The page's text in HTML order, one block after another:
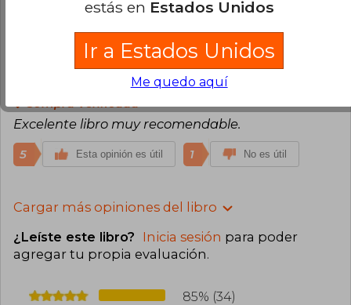
Abraham Quintero
Miércoles 01 de
Compra Verificada
Excelente libro muy recomendable.
5 Esta opinión es útil 1 No es útil
Cargar más opiniones del libro
¿Leíste este libro? Inicia sesión para poder
agregar tu propia evaluación.
85% (34)
estás en Estados Unidos
Ir a Estados Unidos
Me quedo aquí